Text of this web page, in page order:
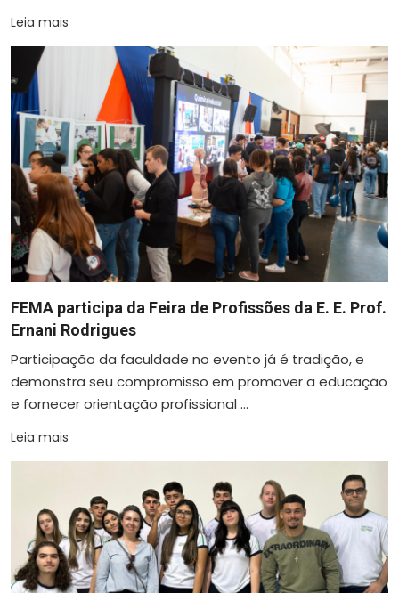
Leia mais
FEMA participa da Feira de Profissões da E. E. Prof.
Ernani Rodrigues
Participação da faculdade no evento já é tradição, e
demonstra seu compromisso em promover a educação
e fornecer orientação profissional ...
Leia mais